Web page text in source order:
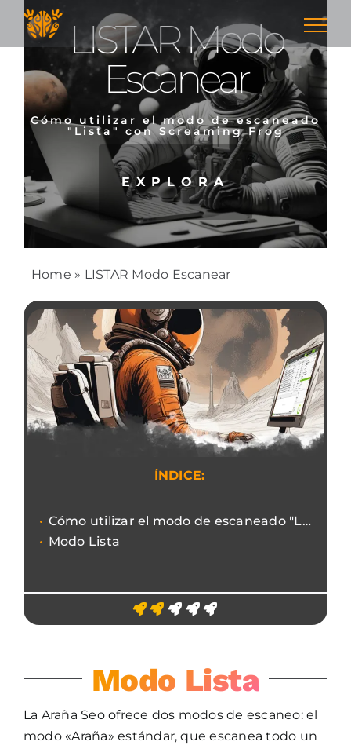
Skip
content
LISTAR Modo
Escanear
Cómo utilizar el modo de escaneado
"Lista" con Screaming Frog
EXPLORA
Home » LISTAR Modo Escanear
ÍNDICE:
Cómo utilizar el modo de escaneado "Lista" con Screaming Frog
Modo Lista
Modo Lista
La Araña Seo ofrece dos modos de escaneo: el
modo «Araña» estándar, que escanea todo un